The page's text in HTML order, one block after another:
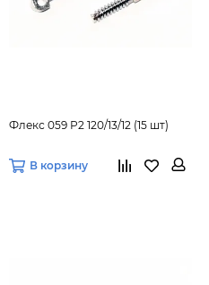
Флекс 059 Р2 120/13/12 (15 шт)
В корзину